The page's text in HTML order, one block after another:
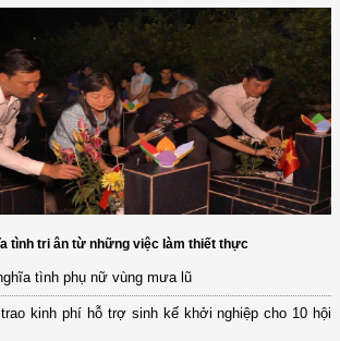
tình tri ân từ những việc làm thiết thực
tình phụ nữ vùng mưa lũ
kinh phí hỗ trợ sinh kế khởi nghiệp cho 10 hội